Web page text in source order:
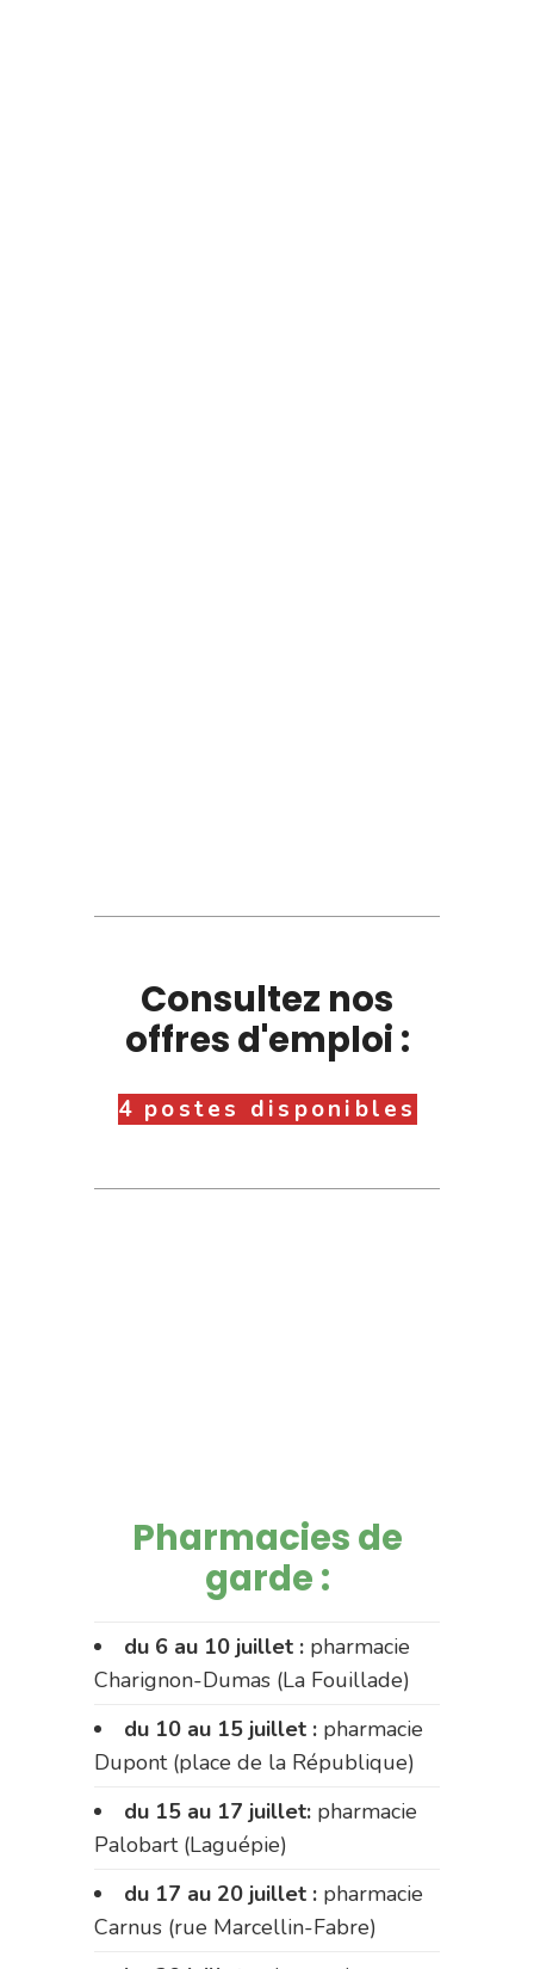
Consultez nos
offres d'emploi :
4 postes disponibles
Pharmacies de
garde :
du 6 au 10 juillet : pharmacie
Charignon-Dumas (La Fouillade)
du 10 au 15 juillet : pharmacie
Dupont (place de la République)
du 15 au 17 juillet: pharmacie
Palobart (Laguépie)
du 17 au 20 juillet : pharmacie
Carnus (rue Marcellin-Fabre)